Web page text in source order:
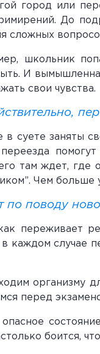
город или
До
сложных
школьник
И
свои чувства.
в суете заняты
переезда
там ждет,
Чем
по поводу
переживает
каждом случае
организму
перед
боится,